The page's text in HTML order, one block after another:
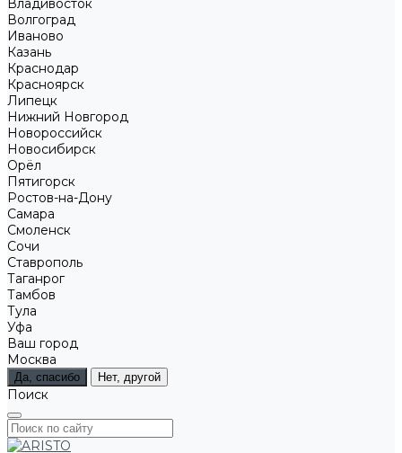
Владивосток
Волгоград
Иваново
Казань
Краснодар
Красноярск
Липецк
Нижний Новгород
Новороссийск
Новосибирск
Орёл
Пятигорск
Ростов-на-Дону
Самара
Смоленск
Сочи
Ставрополь
Таганрог
Тамбов
Тула
Уфа
Ваш город
Москва
Да, спасибо Нет, другой
Поиск